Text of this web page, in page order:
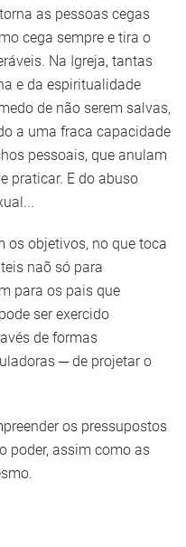
as pessoas cegas
cega sempre e tira o
Na Igreja, tantas
e da espiritualidade
de não serem salvas,
a uma fraca capacidade
pessoais, que anulam
praticar. E do abuso
os objetivos, no que toca
naõ só para
para os pais que
ser exercido
de formas
─ de projetar o
os pressupostos
poder, assim como as